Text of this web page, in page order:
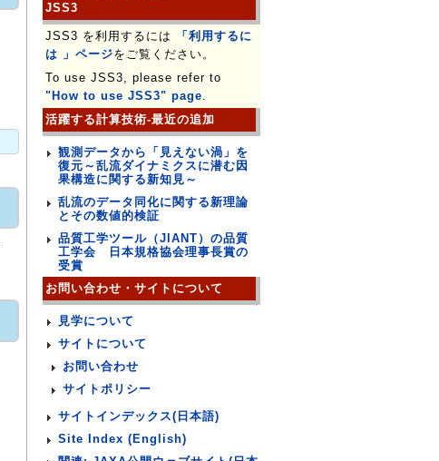
JSS3
JSS3 を利用するには
「利用するに
は 」ページをご覧ください。
To use JSS3, please refer to
"How to use JSS3" page.
活躍する計算技術-最近の追加
観測データから「見えない渦」を
復元～乱流ダイナミクスに潜む因
果構造に関する新知見～
乱流のデータ同化に関する新理論
とその数値的検証
品質工学ツール（JIANT）の品質
工学会 日本規格協会理事長賞の
受賞
お問い合わせ・サイトについて
見学について
サイトについて
お問い合わせ
サイトポリシー
サイトインデックス(日本語)
Site Index (English)